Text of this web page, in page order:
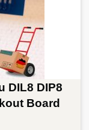
DIL8 DIP8
Board